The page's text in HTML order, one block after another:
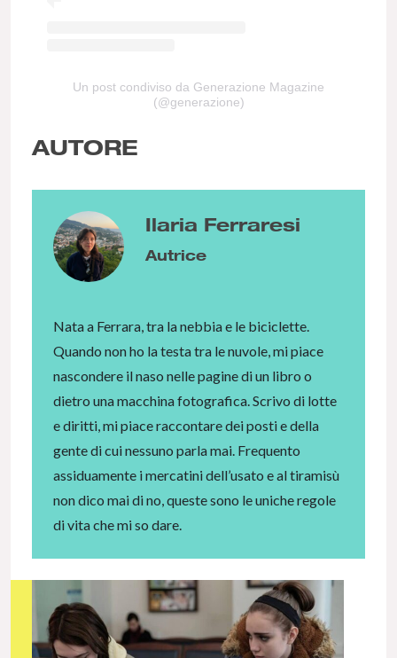
Un post condiviso da Generazione Magazine
(@generazione)
AUTORE
Ilaria Ferraresi
Autrice
Nata a Ferrara, tra la nebbia e le biciclette.
Quando non ho la testa tra le nuvole, mi piace
nascondere il naso nelle pagine di un libro o
dietro una macchina fotografica. Scrivo di lotte
e diritti, mi piace raccontare dei posti e della
gente di cui nessuno parla mai. Frequento
assiduamente i mercatini dell’usato e al tiramisù
non dico mai di no, queste sono le uniche regole
di vita che mi so dare.